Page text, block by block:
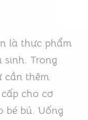
là thực phẩm
sinh. Trong
cần thêm
cho cơ
bé bú. Uống